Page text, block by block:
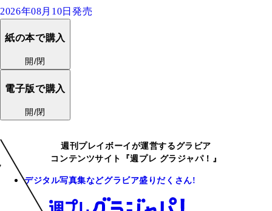
2026年08月10日発売
紙の本で購入
開/閉
電子版で購入
開/閉
週刊プレイボーイが運営するグラビア
コンテンツサイト『週プレ グラジャパ！』
デジタル写真集などグラビア盛りだくさん!